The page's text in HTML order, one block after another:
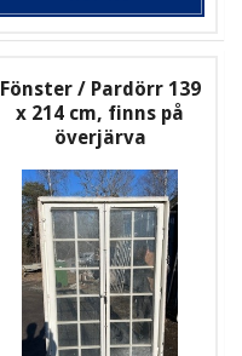
Fönster / Pardörr 139
x 214 cm, finns på
överjärva